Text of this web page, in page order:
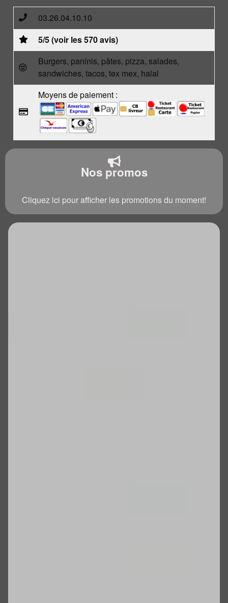
03.26.04.10.10
5/5 (voir les 570 avis)
Burgers, paninis, pâtes, pizza, salades,
sandwiches, tacos, tex mex, halal
Moyens de paiement :
Nos promos
Cliquez ici pour afficher les promotions du moment!